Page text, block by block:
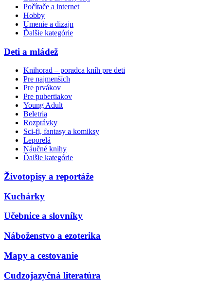
Počítače a internet
Hobby
Umenie a dizajn
Ďalšie kategórie
Deti a mládež
Knihorad – poradca kníh pre deti
Pre najmenších
Pre prvákov
Pre pubertiakov
Young Adult
Beletria
Rozprávky
Sci-fi, fantasy a komiksy
Leporelá
Náučné knihy
Ďalšie kategórie
Životopisy a reportáže
Kuchárky
Učebnice a slovníky
Náboženstvo a ezoterika
Mapy a cestovanie
Cudzojazyčná literatúra